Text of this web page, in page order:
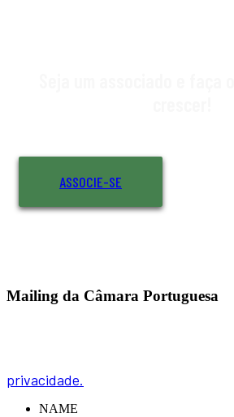
ASSOCIE-SE
Mailing da Câmara Portuguesa
privacidade.
NAME